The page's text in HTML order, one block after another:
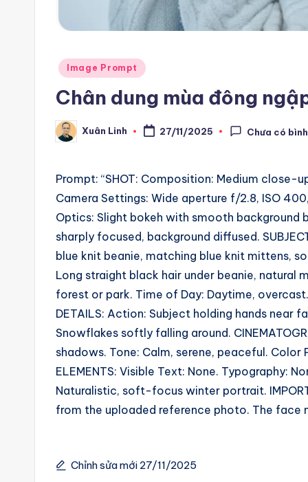
A
A
ts
Posted
Image Prompt
Chân dung mùa đông
Posted
by
Xuân Linh 27/11/2025 Chưa có
Prompt: “SHOT: Composition: Medium
Camera Settings: Wide aperture f/2.8, ISO
Optics: Slight bokeh with smooth background
sharply focused, background diffused.
blue knit beanie, matching blue knit mittens,
Long straight black hair under beanie, natural
forest or park. Time of Day: Daytime,
DETAILS: Action: Subject holding hands near
Snowflakes softly falling around.
shadows. Tone: Calm, serene, peaceful.
ELEMENTS: Visible Text: None. Typography:
Naturalistic, soft-focus winter portrait.
from the uploaded reference photo. The face
Chỉnh sửa mới 27/11/2025